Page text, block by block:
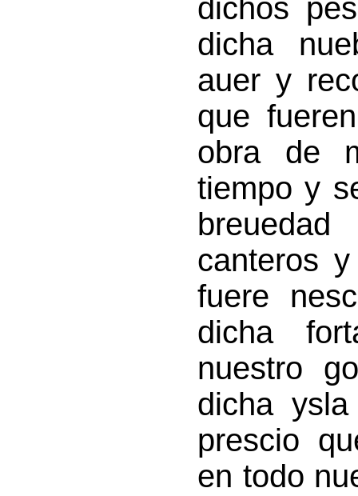
dichos
dicha
auer y
que
obra de
tiempo y
canteros
fuere
dicha
nuestro
dicha
prescio
en todo